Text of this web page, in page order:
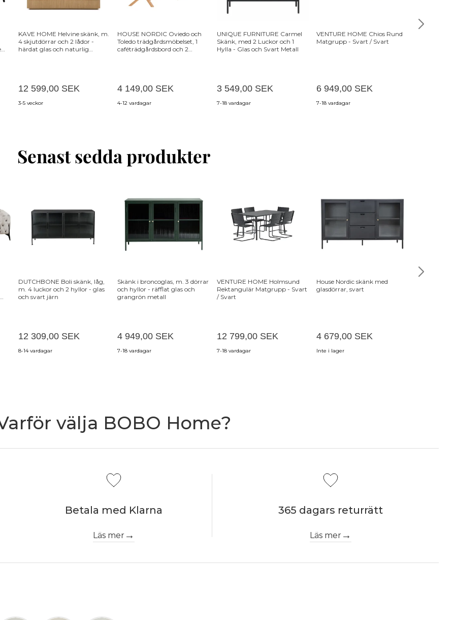
KAVE HOME Helvine skänk, m.
4 skjutdörrar och 2 lådor -
härdat glas och naturlig
12 599,00 SEK
3-5 veckor
HOUSE NORDIC Oviedo och
Toledo trädgårdsmöbelset, 1
caféträdgårdsbord och 2
4 149,00 SEK
4-12 vardagar
UNIQUE FURNITURE Carmel
Skänk, med 2 Luckor och 1
Hylla - Glas och Svart Metall
3 549,00 SEK
7-18 vardagar
VENTURE HOME Chios Rund
Matgrupp - Svart / Svart
6 949,00 SEK
7-18 vardagar
Senast sedda produkter
DUTCHBONE Boli skänk, låg,
m. 4 luckor och 2 hyllor - glas
och svart järn
12 309,00 SEK
8-14 vardagar
Skänk i broncoglas, m. 3 dörrar
och hyllor - räfflat glas och
grangrön metall
4 949,00 SEK
7-18 vardagar
VENTURE HOME Holmsund
Rektangulär Matgrupp - Svart
/ Svart
12 799,00 SEK
7-18 vardagar
House Nordic skänk med
glasdörrar, svart
4 679,00 SEK
Inte i lager
välja BOBO Home?
Betala med Klarna
Läs mer
365 dagars returrätt
Läs mer